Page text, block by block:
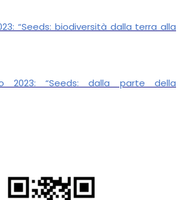
“Seeds: biodiversità dalla terra alla
2023: “Seeds: dalla parte della